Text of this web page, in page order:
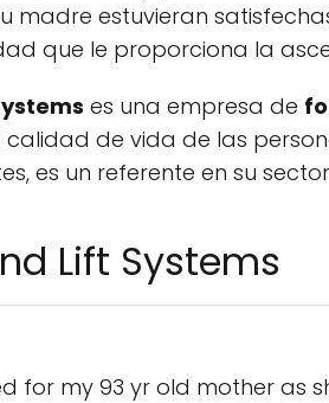
madre estuvieran
que le proporciona la
es una empresa de
de vida de las
es un referente en su
Lift Systems
for my 93 yr old mother as